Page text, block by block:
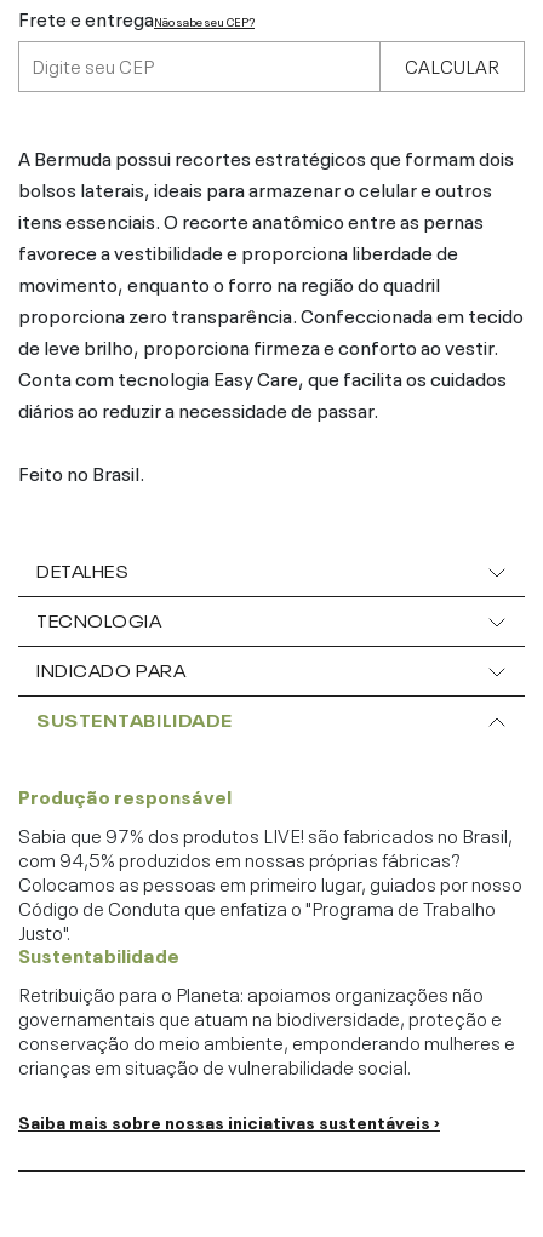
Frete e entregaNão sabe seu CEP?
CALCULAR
A Bermuda possui recortes estratégicos que formam dois
bolsos laterais, ideais para armazenar o celular e outros
itens essenciais. O recorte anatômico entre as pernas
favorece a vestibilidade e proporciona liberdade de
movimento, enquanto o forro na região do quadril
proporciona zero transparência. Confeccionada em tecido
de leve brilho, proporciona firmeza e conforto ao vestir.
Conta com tecnologia Easy Care, que facilita os cuidados
diários ao reduzir a necessidade de passar.
Feito no Brasil.
DETALHES
TECNOLOGIA
INDICADO PARA
SUSTENTABILIDADE
Produção responsável
Sabia que 97% dos produtos LIVE! são fabricados no Brasil,
com 94,5% produzidos em nossas próprias fábricas?
Colocamos as pessoas em primeiro lugar, guiados por nosso
Código de Conduta que enfatiza o "Programa de Trabalho
Justo".
Sustentabilidade
Retribuição para o Planeta: apoiamos organizações não
governamentais que atuam na biodiversidade, proteção e
conservação do meio ambiente, emponderando mulheres e
crianças em situação de vulnerabilidade social.
Saiba mais sobre nossas iniciativas sustentáveis ›